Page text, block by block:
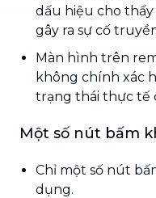
dấu hiệu cho
gây ra sự cố
Màn hình trên
không chính xác
trạng thái thực tế
Một số nút bấm
Chỉ một số nút
dụng.